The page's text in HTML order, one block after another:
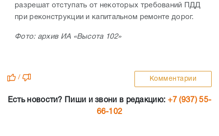
разрешат отступать от некоторых требований ПДД
при реконструкции и капитальном ремонте дорог.
Фото: архив ИА «Высота 102»
/ Комментарии
Есть новости? Пиши и звони в редакцию: +7 (937) 55-
66-102